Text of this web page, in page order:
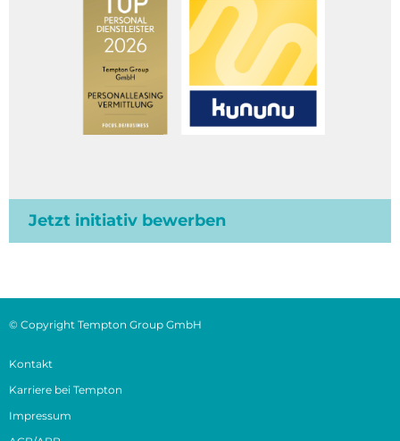
Jetzt initiativ bewerben
© Copyright Tempton Group GmbH
Kontakt
Karriere bei Tempton
Impressum